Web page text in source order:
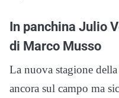
In panchina Julio
di Marco Musso
La nuova stagione della
ancora sul campo ma